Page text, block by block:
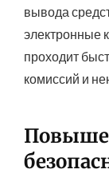
вывода
электронные
проходит
комиссий и